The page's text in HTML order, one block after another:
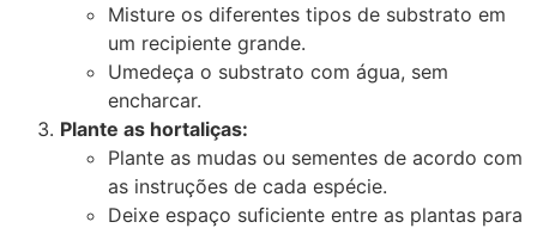
Misture os diferentes tipos de substrato em
um recipiente grande.
Umedeça o substrato com água, sem
encharcar.
Plante as hortaliças:
Plante as mudas ou sementes de acordo com
as instruções de cada espécie.
Deixe espaço suficiente entre as plantas para